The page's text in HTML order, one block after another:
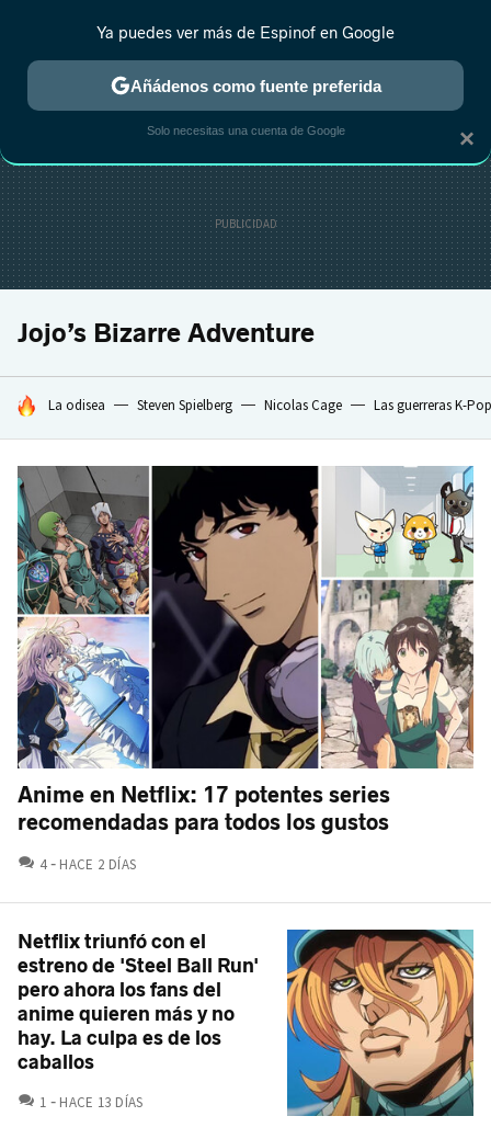
ESTRENOS REALITY ANIME RANKINGS CINE
Jojo’s Bizarre Adventure
HOY SE HABLA DE
La odisea Steven Spielberg Nicolas Cage Las guerreras K-Pop
Anime en Netflix: 17 potentes series
recomendadas para todos los gustos
4 COMENTARIOS
HACE 2 DÍAS
Netflix triunfó con el
estreno de 'Steel Ball Run'
pero ahora los fans del
anime quieren más y no
hay. La culpa es de los
caballos
1 COMENTARIOS
HACE 13 DÍAS
×
Ya puedes ver más de Espinof en Google
Añádenos como fuente preferida
Solo necesitas una cuenta de Google